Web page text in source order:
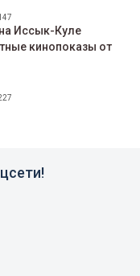
Иссык-Куле
кинопоказы от